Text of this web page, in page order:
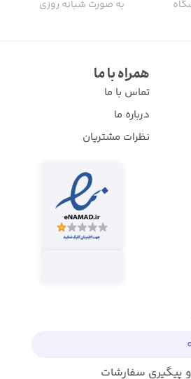
به صورت شبانه روزی
همراه با ما
تماس با ما
درباره ما
نظرات مشتریان
پیگیری سفارشات